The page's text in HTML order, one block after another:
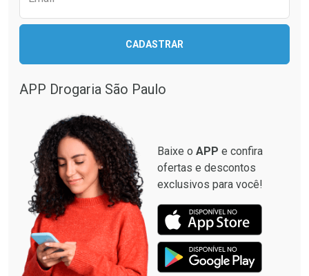
Comprar sem Desconto
Comprar sem Desconto
Por R$ 35,76/cada
CADASTRAR
APP Drogaria São Paulo
Baixe o APP e confira
ofertas e descontos
exclusivos para você!